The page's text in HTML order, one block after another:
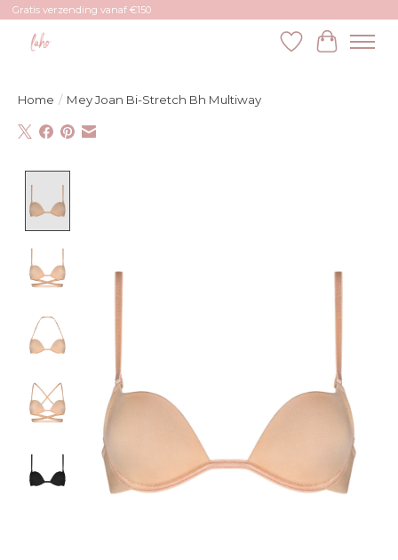
Gratis verzending vanaf €150
Verlanglijst
Home / Mey Joan Bi-Stretch Bh Multiway